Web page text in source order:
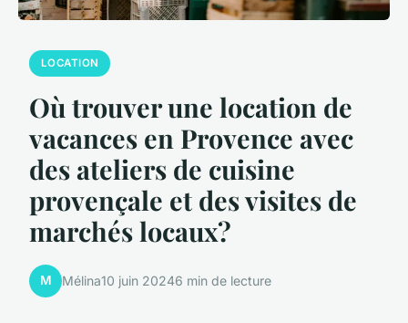
LOCATION
Où trouver une location de
vacances en Provence avec
des ateliers de cuisine
provençale et des visites de
marchés locaux?
M Mélina10 juin 20246 min de lecture